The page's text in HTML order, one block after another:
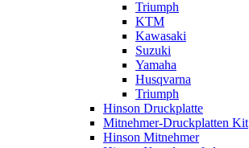
Triumph
KTM
Kawasaki
Suzuki
Yamaha
Husqvarna
Triumph
Hinson Druckplatte
Mitnehmer-Druckplatten Kit
Hinson Mitnehmer